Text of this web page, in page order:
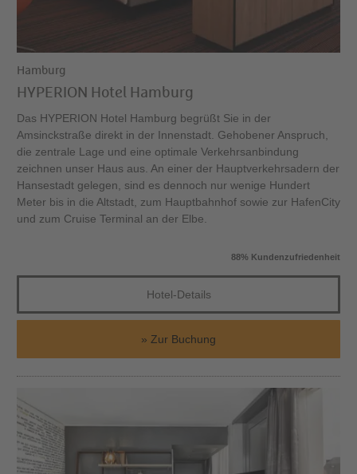
Hamburg
HYPERION Hotel Hamburg
Das HYPERION Hotel Hamburg begrüßt Sie in der
Amsinckstraße direkt in der Innenstadt. Gehobener Anspruch,
die zentrale Lage und eine optimale Verkehrsanbindung
zeichnen unser Haus aus. An einer der Hauptverkehrsadern der
Hansestadt gelegen, sind es dennoch nur wenige Hundert
Meter bis in die Altstadt, zum Hauptbahnhof sowie zur HafenCity
und zum Cruise Terminal an der Elbe.
88% Kundenzufriedenheit
Hotel-Details
Zur Buchung